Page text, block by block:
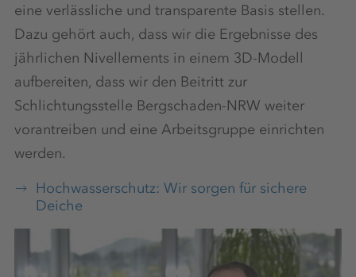
eine verlässliche und transparente Basis stellen.
Dazu gehört auch, dass wir die Ergebnisse des
jährlichen Nivellements in einem 3D-Modell
aufbereiten, dass wir den Beitritt zur
Schlichtungsstelle Bergschaden-NRW weiter
vorantreiben und eine Arbeitsgruppe einrichten
werden.
Hochwasserschutz: Wir sorgen für sichere
Deiche